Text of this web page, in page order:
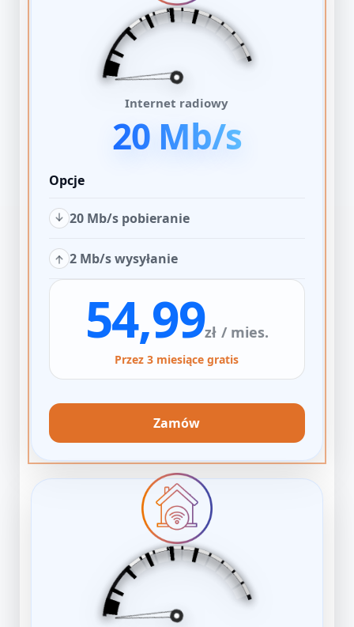
Internet radiowy
20 Mb/s
Opcje
20 Mb/s pobieranie
2 Mb/s wysyłanie
54,99zł / mies.
Przez 3 miesiące gratis
Zamów